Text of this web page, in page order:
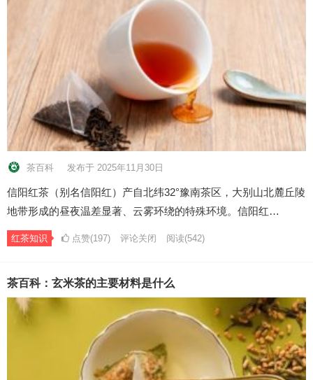
茶百科 发布于 2025年11月30日
信阳红茶（别名信阳红）产自北纬32°豫南茶区，大别山北麓丘陵
地带形成的昼夜温差显著、云雾环绕的特殊环境。信阳红…
红茶知识 点赞(197) 评论关闭 阅读(542)
茶百科：玄米茶的主要材料是什么